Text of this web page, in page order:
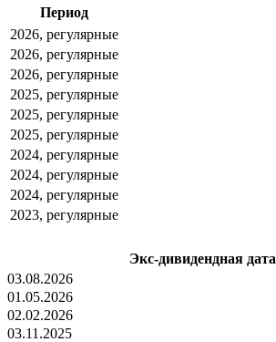
Период
2026, регулярные
2026, регулярные
2026, регулярные
2025, регулярные
2025, регулярные
2025, регулярные
2024, регулярные
2024, регулярные
2024, регулярные
2023, регулярные
Экс-дивидендная дата
03.08.2026
01.05.2026
02.02.2026
03.11.2025